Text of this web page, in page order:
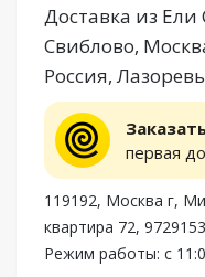
Доставка из
Свиблово,
Россия,
первая
119192, Москва г,
квартира 72,
Режим работы: с